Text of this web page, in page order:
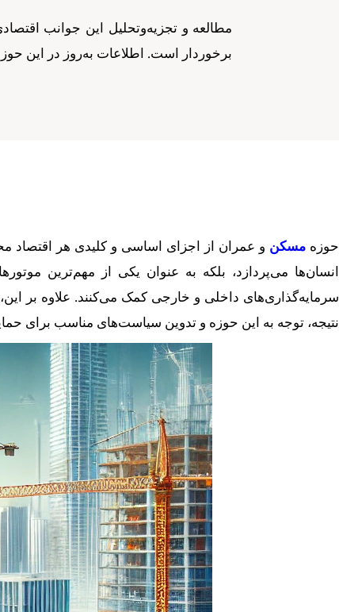
مطالعه و تجزیه‌وتحلیل این جوانب
برخوردار است. اطلاعات به‌روز در این
حوزه مسکن و عمران از اجزای اساسی و کلیدی هر اقتصاد
انسان‌ها می‌پردازد، بلکه به عنوان یکی از مهم‌ترین
سرمایه‌گذاری‌های داخلی و خارجی کمک می‌کنند. علاوه بر
نتیجه، توجه به این حوزه و تدوین سیاست‌های مناسب برای